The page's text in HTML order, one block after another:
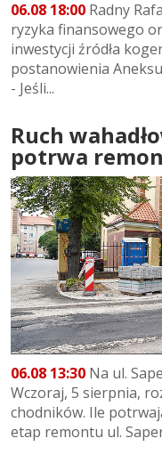
06.08 18:00 Radny
ryzyka finansowego
inwestycji źródła
postanowienia
- Jeśli...
Ruch
potrwa
06.08 13:30 Na ul.
Wczoraj, 5 sierpnia,
chodników. Ile
etap remontu ul.